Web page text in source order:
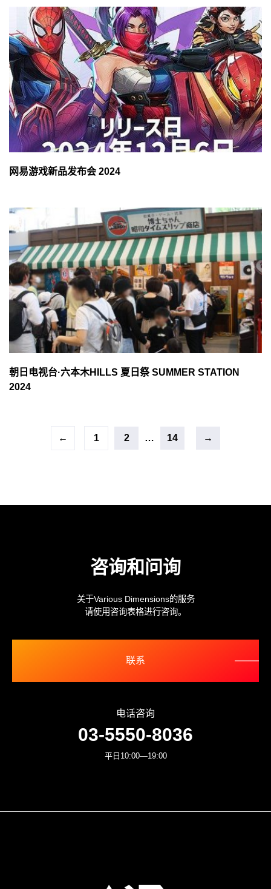
网易游戏新品发布会 2024
朝日电视台·六本木HILLS 夏日祭 SUMMER STATION
2024
← 1 2 … 14 →
咨询和问询
关于Various Dimensions的服务
请使用咨询表格进行咨询。
联系
电话咨询
03-5550-8036
平日10:00—19:00